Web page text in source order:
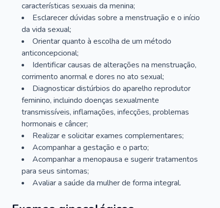
características sexuais da menina;
Esclarecer dúvidas sobre a menstruação e o início
da vida sexual;
Orientar quanto à escolha de um método
anticoncepcional;
Identificar causas de alterações na menstruação,
corrimento anormal e dores no ato sexual;
Diagnosticar distúrbios do aparelho reprodutor
feminino, incluindo doenças sexualmente
transmissíveis, inflamações, infecções, problemas
hormonais e câncer;
Realizar e solicitar exames complementares;
Acompanhar a gestação e o parto;
Acompanhar a menopausa e sugerir tratamentos
para seus sintomas;
Avaliar a saúde da mulher de forma integral.